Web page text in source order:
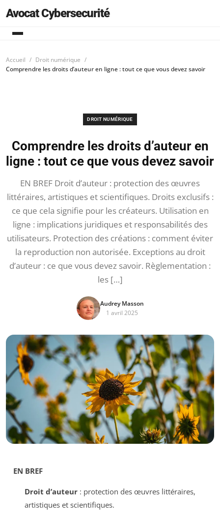
Avocat Cybersecurité
Accueil
Droit numérique
Comprendre les droits d’auteur en ligne : tout ce que vous devez savoir
DROIT NUMÉRIQUE
Comprendre les droits d’auteur en
ligne : tout ce que vous devez savoir
EN BREF Droit d’auteur : protection des œuvres
littéraires, artistiques et scientifiques. Droits exclusifs :
ce que cela signifie pour les créateurs. Utilisation en
ligne : implications juridiques et responsabilités des
utilisateurs. Protection des créations : comment éviter
la reproduction non autorisée. Exceptions au droit
d’auteur : ce que vous devez savoir. Règlementation :
les […]
Audrey Masson
1 avril 2025
EN BREF
Droit d’auteur: protection des œuvres littéraires,
artistiques et scientifiques.